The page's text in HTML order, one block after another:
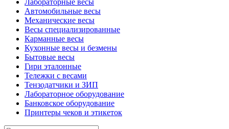
Лабораторные весы
Автомобильные весы
Механические весы
Весы специализированные
Карманные весы
Кухонные весы и безмены
Бытовые весы
Гири эталонные
Тележки с весами
Тензодатчики и ЗИП
Лабораторное оборудование
Банковское оборудование
Принтеры чеков и этикеток